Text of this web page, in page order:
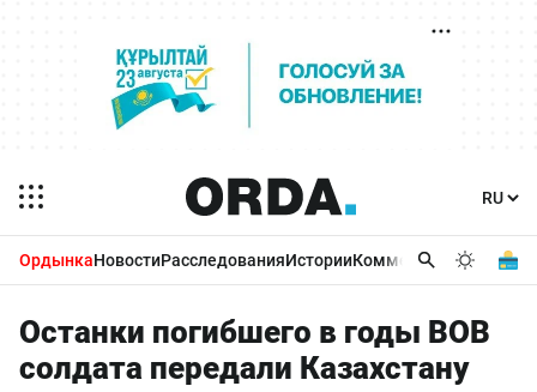
ОрдынкаНовостиРасследованияИсторииКомментарииБизнес
Останки погибшего в годы ВОВ
солдата передали Казахстану